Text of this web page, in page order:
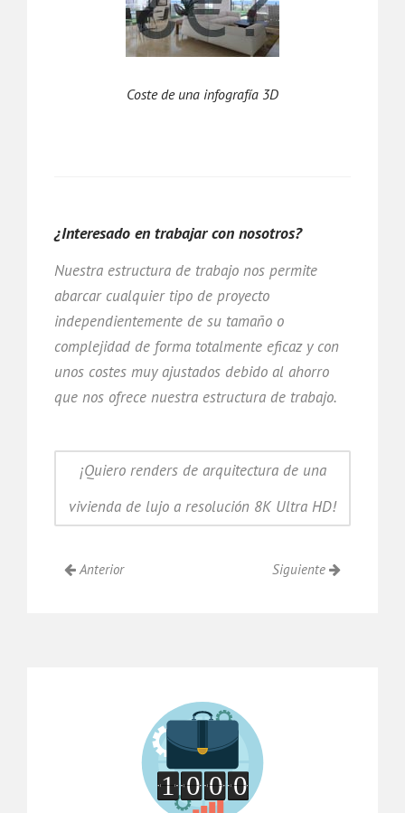
Coste de una infografía 3D
¿Interesado en trabajar con nosotros?
Nuestra estructura de trabajo nos permite
abarcar cualquier tipo de proyecto
independientemente de su tamaño o
complejidad de forma totalmente eficaz y con
unos costes muy ajustados debido al ahorro
que nos ofrece nuestra estructura de trabajo.
¡Quiero renders de arquitectura de una
vivienda de lujo a resolución 8K Ultra HD!
Anterior Siguiente